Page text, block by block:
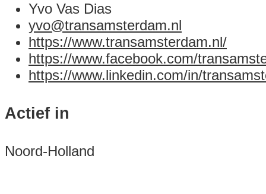
Yvo Vas Dias
yvo@transamsterdam.nl
https://www.transamsterdam.nl/
https://www.facebook.com/
https://www.linkedin.com/in/
Actief in
Noord-Holland